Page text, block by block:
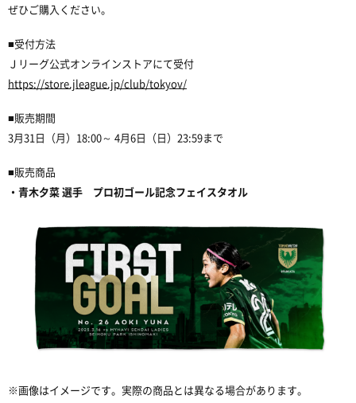
ぜひご購入ください。
■受付方法
Ｊリーグ公式オンラインストアにて受付
https://store.jleague.jp/club/tokyov/
■販売期間
3月31日（月）18:00～ 4月6日（日）23:59まで
■販売商品
・青木夕菜 選手 プロ初ゴール記念フェイスタオル
※画像はイメージです。実際の商品とは異なる場合があります。